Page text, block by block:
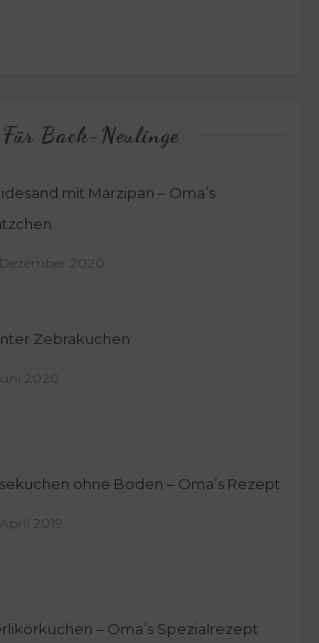
Für Back-Neulinge
mit Marzipan – Oma’s
Dezember 2020
Zebrakuchen
2020
ohne Boden – Oma’s Rezept
2019
– Oma’s Spezialrezept